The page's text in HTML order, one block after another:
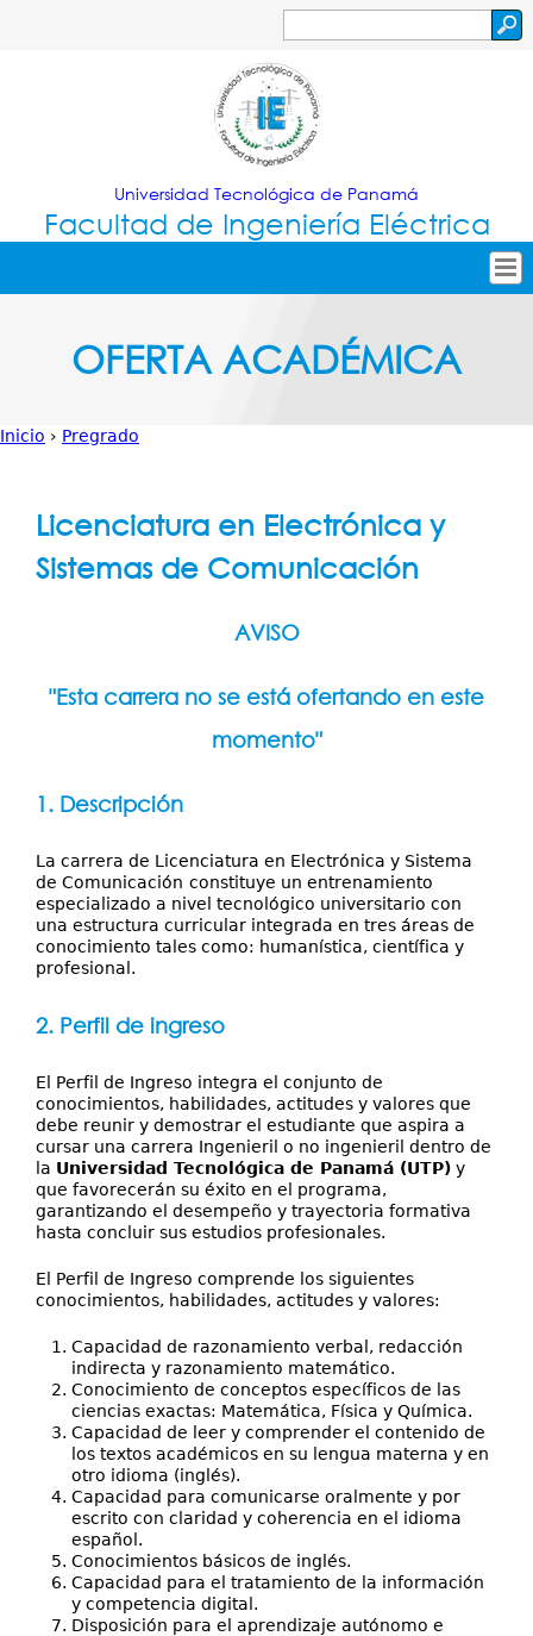
Jump to navigation
de
búsqueda
Universidad Tecnológica de Panamá
Facultad de Ingeniería Eléctrica
Nuestra Facultad
Servicios
Publicaciones
OFERTA ACADÉMICA
está
aquí
Inicio › Pregrado
Licenciatura en Electrónica y
Sistemas de Comunicación
AVISO
"Esta carrera no se está ofertando en este
momento"
1. Descripción
La carrera de Licenciatura en Electrónica y Sistema
de Comunicación constituye un entrenamiento
especializado a nivel tecnológico universitario con
una estructura curricular integrada en tres áreas de
conocimiento tales como: humanística, científica y
profesional.
2. Perfil de ingreso
El Perfil de Ingreso integra el conjunto de
conocimientos, habilidades, actitudes y valores que
debe reunir y demostrar el estudiante que aspira a
cursar una carrera Ingenieril o no ingenieril dentro de
la Universidad Tecnológica de Panamá (UTP) y
que favorecerán su éxito en el programa,
garantizando el desempeño y trayectoria formativa
hasta concluir sus estudios profesionales.
El Perfil de Ingreso comprende los siguientes
conocimientos, habilidades, actitudes y valores:
Capacidad de razonamiento verbal, redacción
indirecta y razonamiento matemático.
Conocimiento de conceptos específicos de las
ciencias exactas: Matemática, Física y Química.
Capacidad de leer y comprender el contenido de
los textos académicos en su lengua materna y en
otro idioma (inglés).
Capacidad para comunicarse oralmente y por
escrito con claridad y coherencia en el idioma
español.
Conocimientos básicos de inglés.
Capacidad para el tratamiento de la información
y competencia digital.
Disposición para el aprendizaje autónomo e